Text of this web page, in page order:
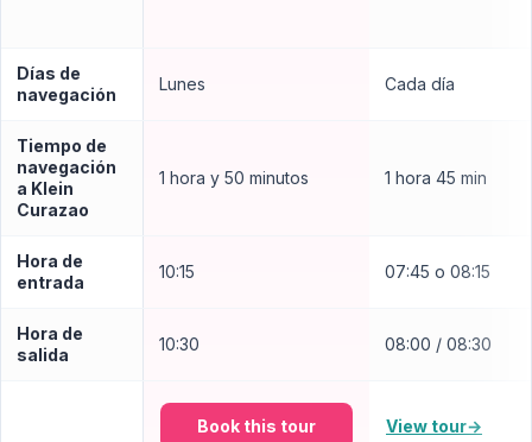
Días de
navegación
Lunes Cada día
Tiempo de
navegación
a Klein
Curazao
1 hora y 50 minutos 1 hora 45 min
Hora de
entrada
10:15 07:45 o 08:15
Hora de
salida
10:30 08:00 / 08:30
Book this tour View tour→